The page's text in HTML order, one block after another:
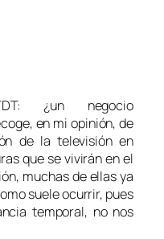
¿un negocio
en mi opinión, de
de la televisión en
que se vivirán en el
muchas de ellas ya
suele ocurrir, pues
temporal, no nos